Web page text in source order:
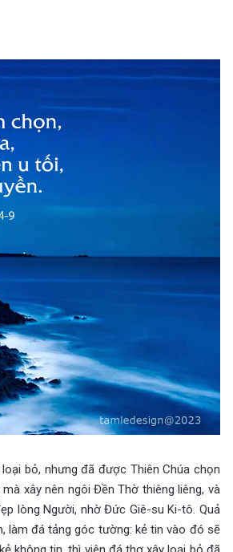
bỏ, nhưng đã được Thiên Chúa chọn
xây nên ngôi Đền Thờ thiêng liêng, và
lòng Người, nhờ Đức Giê-su Ki-tô. Quả
làm đá tảng góc tường: kẻ tin vào đó sẽ